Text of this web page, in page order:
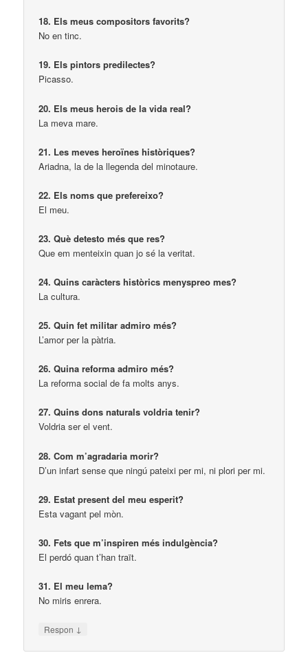
18. Els meus compositors favorits?
No en tinc.
19. Els pintors predilectes?
Picasso.
20. Els meus herois de la vida real?
La meva mare.
21. Les meves heroïnes històriques?
Ariadna, la de la llegenda del minotaure.
22. Els noms que prefereixo?
El meu.
23. Què detesto més que res?
Que em menteixin quan jo sé la veritat.
24. Quins caràcters històrics menyspreo mes?
La cultura.
25. Quin fet militar admiro més?
L’amor per la pàtria.
26. Quina reforma admiro més?
La reforma social de fa molts anys.
27. Quins dons naturals voldria tenir?
Voldria ser el vent.
28. Com m’agradaria morir?
D’un infart sense que ningú pateixi per mi, ni plori per mi.
29. Estat present del meu esperit?
Esta vagant pel mòn.
30. Fets que m’inspiren més indulgència?
El perdó quan t’han traït.
31. El meu lema?
No miris enrera.
Respon ↓